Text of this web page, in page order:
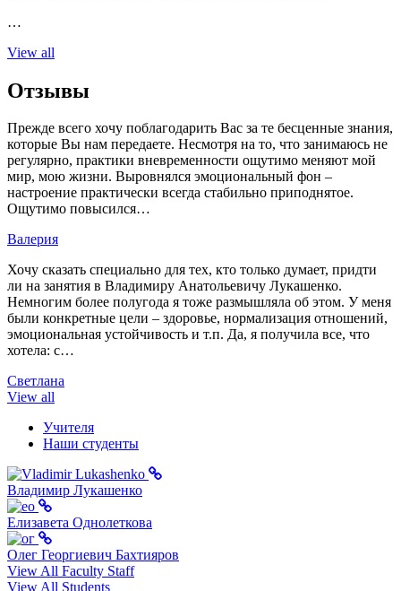
…
View all
Отзывы
Прежде всего хочу поблагодарить Вас за те бесценные знания,
которые Вы нам передаете. Несмотря на то, что занимаюсь не
регулярно, практики вневременности ощутимо меняют мой
мир, мою жизни. Выровнялся эмоциональный фон –
настроение практически всегда стабильно приподнятое.
Ощутимо повысился…
Валерия
Хочу сказать специально для тех, кто только думает, придти
ли на занятия в Владимиру Анатольевичу Лукашенко.
Немногим более полугода я тоже размышляла об этом. У меня
были конкретные цели – здоровье, нормализация отношений,
эмоциональная устойчивость и т.п. Да, я получила все, что
хотела: с…
Светлана
View all
Учителя
Наши студенты
Владимир Лукашенко
Елизавета Однолеткова
Олег Георгиевич Бахтияров
View All Faculty Staff
View All Students